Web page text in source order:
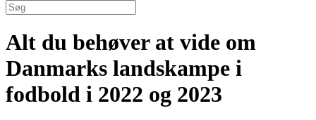
Alt du behøver at vide om
Danmarks landskampe i
fodbold i 2022 og 2023